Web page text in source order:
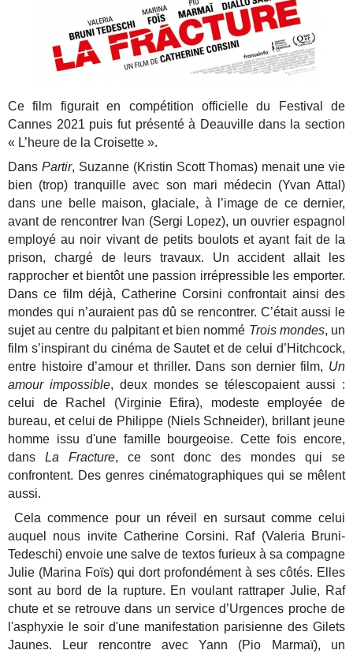
Ce film figurait en compétition officielle du Festival de
Cannes 2021 puis fut présenté à Deauville dans la section
« L’heure de la Croisette ».
Dans Partir, Suzanne (Kristin Scott Thomas) menait une vie
bien (trop) tranquille avec son mari médecin (Yvan Attal)
dans une belle maison, glaciale, à l’image de ce dernier,
avant de rencontrer Ivan (Sergi Lopez), un ouvrier espagnol
employé au noir vivant de petits boulots et ayant fait de la
prison, chargé de leurs travaux. Un accident allait les
rapprocher et bientôt une passion irrépressible les emporter.
Dans ce film déjà, Catherine Corsini confrontait ainsi des
mondes qui n’auraient pas dû se rencontrer. C’était aussi le
sujet au centre du palpitant et bien nommé Trois mondes, un
film s’inspirant du cinéma de Sautet et de celui d’Hitchcock,
entre histoire d’amour et thriller. Dans son dernier film, Un
amour impossible, deux mondes se télescopaient aussi :
celui de Rachel (Virginie Efira), modeste employée de
bureau, et celui de Philippe (Niels Schneider), brillant jeune
homme issu d'une famille bourgeoise. Cette fois encore,
dansLa Fracture, ce sont donc des mondes qui se
confrontent. Des genres cinématographiques qui se mêlent
aussi.
Cela commence pour un réveil en sursaut comme celui
auquel nous invite Catherine Corsini. Raf (Valeria Bruni-
Tedeschi) envoie une salve de textos furieux à sa compagne
Julie (Marina Foïs) qui dort profondément à ses côtés. Elles
sont au bord de la rupture. En voulant rattraper Julie, Raf
chute et se retrouve dans un service d’Urgences proche de
l'asphyxie le soir d'une manifestation parisienne des Gilets
Jaunes. Leur rencontre avec Yann (Pio Marmaï), un